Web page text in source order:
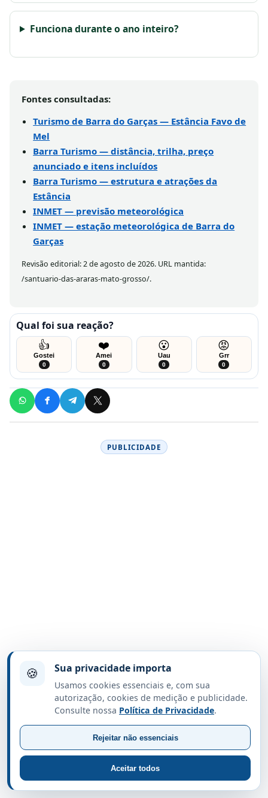
Funciona durante o ano inteiro?
Fontes consultadas:
Turismo de Barra do Garças — Estância Favo de
Mel
Barra Turismo — distância, trilha, preço
anunciado e itens incluídos
Barra Turismo — estrutura e atrações da
Estância
INMET — previsão meteorológica
INMET — estação meteorológica de Barra do
Garças
Revisão editorial: 2 de agosto de 2026. URL mantida:
/santuario-das-araras-mato-grosso/.
Qual foi sua reação?
👍
Gostei
0
❤️
Amei
0
😮
Uau
0
😡
Grr
0
PUBLICIDADE
🍪 Sua privacidade importa
Usamos cookies essenciais e, com sua
autorização, cookies de medição e publicidade.
Consulte nossa Política de Privacidade.
Aceitar todos
Rejeitar não essenciais